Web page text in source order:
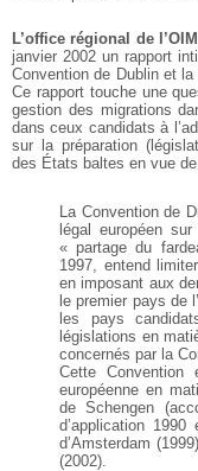
L’office régional de
janvier 2002 un rapport
Convention de Dublin et
Ce rapport touche une
gestion des migrations
dans ceux candidats à
sur la préparation
des États baltes en vue de
La Convention de
légal européen
« partage du
1997, entend
en imposant aux
le premier pays de
les pays
législations en
concernés par la
Cette
européenne en
de Schengen
d’application
d’Amsterdam
(2002).